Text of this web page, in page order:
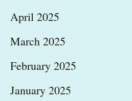
April 2025
March 2025
February 2025
January 2025